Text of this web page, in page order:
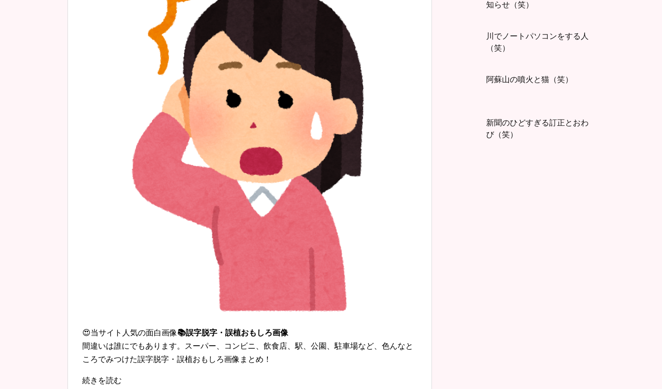
😍当サイト人気の面白画像📚誤字脱字・誤植おもしろ画像
間違いは誰にでもあります。スーパー、コンビニ、飲食店、駅、公園、駐車場など、色んなと
ころでみつけた誤字脱字・誤植おもしろ画像まとめ！
続きを読む
知らせ（笑）
川でノートパソコンをする人
（笑）
阿蘇山の噴火と猫（笑）
新聞のひどすぎる訂正とおわ
び（笑）